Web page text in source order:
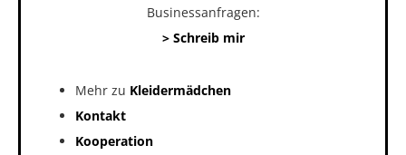
Businessanfragen:
> Schreib mir
Mehr zu Kleidermädchen
Kontakt
Kooperation